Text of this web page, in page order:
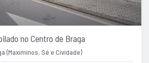
no Centro de Braga
(Maximinos, Sé e Cividade)